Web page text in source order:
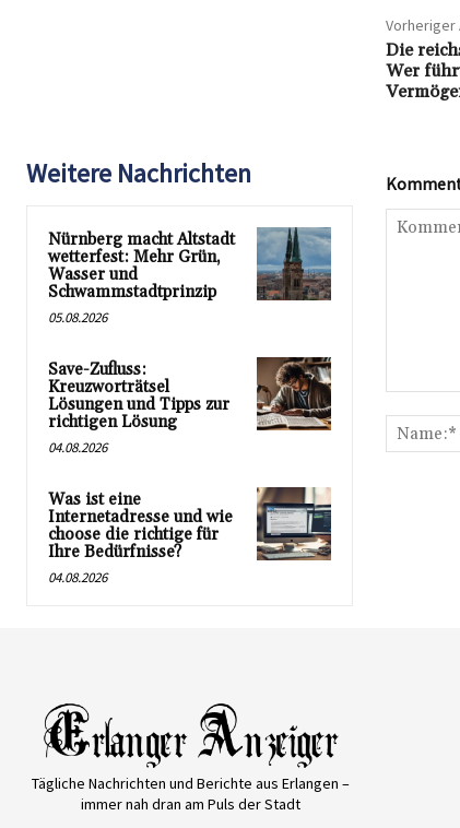
Vorheriger
Die
Wer
Weitere Nachrichten
Nürnberg macht Altstadt
wetterfest: Mehr Grün,
Wasser und
Schwammstadtprinzip
05.08.2026
Save-Zufluss:
Kreuzworträtsel
Lösungen und Tipps zur
richtigen Lösung
04.08.2026
Was ist eine
Internetadresse und wie
choose die richtige für
Ihre Bedürfnisse?
04.08.2026
Tägliche Nachrichten und Berichte aus Erlangen –
immer nah dran am Puls der Stadt